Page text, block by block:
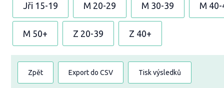
Jři 15-19 M 20-29 M 30-39 M
M 50+ Z 20-39 Z 40+
Zpět Export do CSV Tisk výsledků